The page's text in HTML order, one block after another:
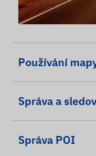
Používání
Správa a
Správa POI